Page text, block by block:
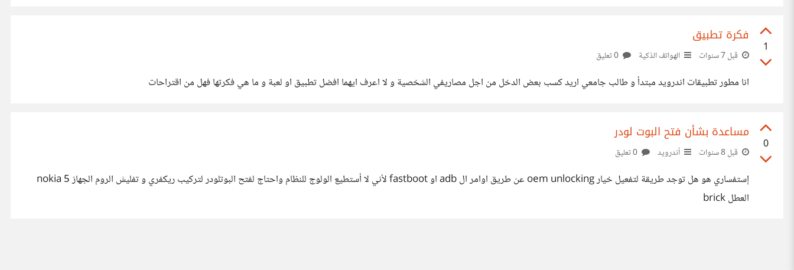
1
فكرة تطبيق
قبل 7 سنوات الهواتف الذكية
انا مطور تطبيقات اندرويد مبتدأ و طالب جامعي اريد كسب بعض الدخل من اجل مصاريفي الشخصية و لا اعرف ايهما افضل تطبيق او لعبة و ما هي فكرتها فهل من اقتراحات
0
مساعدة بشأن فتح البوت لودر
قبل 8 سنوات أندرويد
إستفساري هو هل توجد طريقة لتفعيل خيار oem unlocking عن طريق اوامر ال adb او fastboot لأني لا أستطيع الولوج للنظام واحتاج لفتح البوتلودر لتركيب ريكفري و تفليش الروم الجهاز nokia 5
العطل brick